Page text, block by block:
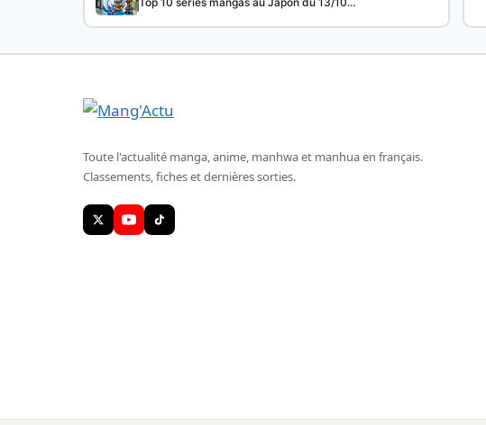
Toute l'actualité manga, anime, manhwa et manhua en français.
Classements, fiches et dernières sorties.